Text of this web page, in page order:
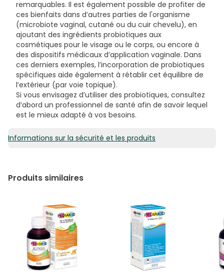
remarquables. Il est également possible de profiter de
ces bienfaits dans d’autres parties de l'organisme
(microbiote vaginal, cutané ou du cuir chevelu), en
ajoutant des ingrédients probiotiques aux
cosmétiques pour le visage ou le corps, ou encore à
des dispositifs médicaux d’application vaginale. Dans
ces derniers exemples, l’incorporation de probiotiques
spécifiques aide également à rétablir cet équilibre de
l’extérieur (par voie topique).
Si vous envisagez d’utiliser des probiotiques, consultez
d’abord un professionnel de santé afin de savoir lequel
est le mieux adapté à vos besoins.
Informations sur la sécurité et les produits
Produits similaires